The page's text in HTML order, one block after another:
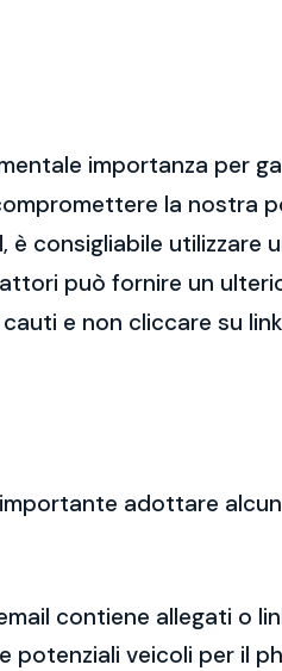
importanza per
la nostra
consigliabile utilizzare
può fornire un
e non cliccare su
adottare
contiene allegati o
veicoli per il